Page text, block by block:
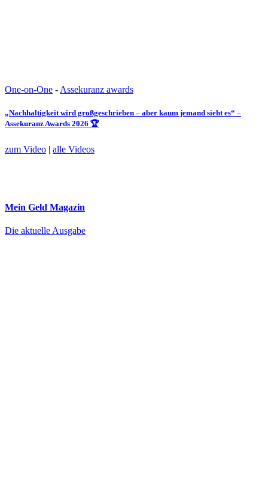
One-on-One - Assekuranz awards
„Nachhaltigkeit wird großgeschrieben – aber kaum jemand sieht es“ –
Assekuranz Awards 2026 🏆
zum Video | alle Videos
Mein Geld Magazin
Die aktuelle Ausgabe